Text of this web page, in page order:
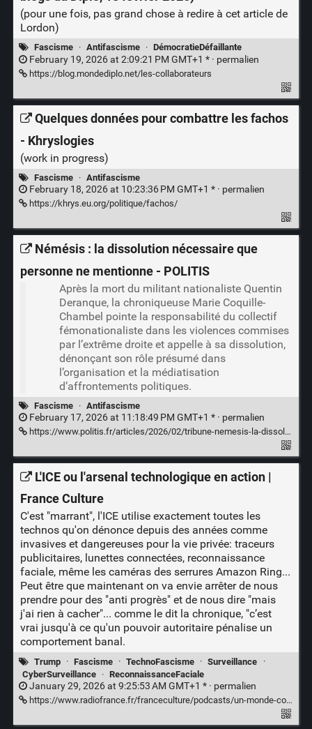
(pour une fois, pas grand chose à redire à cet article de
Lordon)
Fascisme · Antifascisme · DémocratieDéfaillante
February 19, 2026 at 2:09:21 PM GMT+1 * · permalien
https://blog.mondediplo.net/les-collaborateurs
Quelques données pour combattre les fachos
- Khryslogies
(work in progress)
Fascisme · Antifascisme
February 18, 2026 at 10:23:36 PM GMT+1 * · permalien
https://khrys.eu.org/politique/fachos/
Némésis : la dissolution nécessaire que
personne ne mentionne - POLITIS
Après la mort du militant nationaliste Quentin
Deranque, la chroniqueuse Marie Coquille-
Chambel pointe la responsabilité du collectif
fémonationaliste dans les violences commises
par l’extrême droite et appelle à sa dissolution,
dénonçant son rôle présumé dans
l’organisation et la médiatisation
d’affrontements politiques.
Fascisme · Antifascisme
February 17, 2026 at 11:18:49 PM GMT+1 * · permalien
https://www.politis.fr/articles/2026/02/tribune-nemesis-la-dissolution-necessaire-que-personne-ne-mentionne/
L'ICE ou l'arsenal technologique en action |
France Culture
C'est "marrant", l'ICE utilise exactement toutes les
technos qu'on dénonce depuis des années comme
invasives et dangereuses pour la vie privée: traceurs
publicitaires, lunettes connectées, reconnaissance
faciale, même les caméras des serrures Amazon Ring...
Peut être que maintenant on va envie arrêter de nous
prendre pour des "anti progrès" et de nous dire "mais
j'ai rien à cacher"... comme le dit la chronique, "c’est
vrai jusqu'à ce qu'un pouvoir autoritaire pénalise un
comportement banal.
Trump · Fascisme · TechnoFascisme · Surveillance
·
CyberSurveillance
· ReconnaissanceFaciale
January 29, 2026 at 9:25:53 AM GMT+1 * · permalien
https://www.radiofrance.fr/franceculture/podcasts/un-monde-connecte/l-ice-ou-l-arsenal-technologique-en-action-6817567